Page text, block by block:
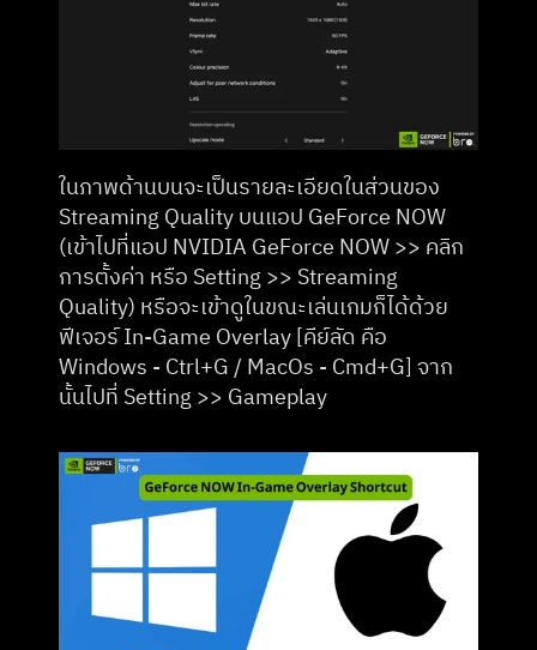
ในภาพด้านบนจะเป็นรายละเอียดในส่วนของ
Streaming Quality บนแอป GeForce NOW
(เข้าไปที่แอป NVIDIA GeForce NOW >> คลิก
การตั้งค่า หรือ Setting >> Streaming
Quality) หรือจะเข้าดูในขณะเล่นเกมก็ได้ด้วย
ฟีเจอร์ In-Game Overlay [คีย์ลัด คือ
Windows - Ctrl+G / MacOs - Cmd+G] จาก
นั้นไปที่ Setting >> Gameplay